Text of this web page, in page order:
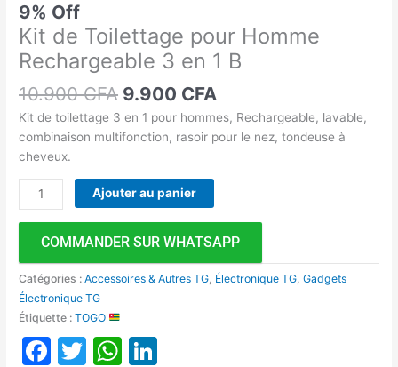
9% Off
Kit de Toilettage pour Homme
Rechargeable 3 en 1 B
10.900CFA 9.900 CFA
Kit de toilettage 3 en 1 pour hommes, Rechargeable, lavable,
combinaison multifonction, rasoir pour le nez, tondeuse à
cheveux.
Ajouter au panier
COMMANDER SUR WHATSAPP
Catégories :Accessoires & Autres TG Électronique TG ,Gadgets
Électronique TG
Étiquette :TOGO
Facebook
TwitterWhatsApp